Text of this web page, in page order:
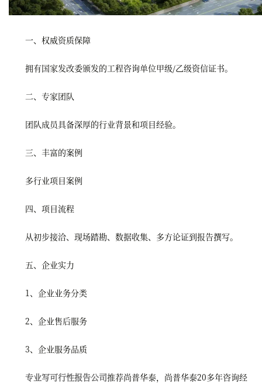
一、权威资质保障
拥有国家发改委颁发的工程咨询单位甲级/乙级资信证书。
二、专家团队
团队成员具备深厚的行业背景和项目经验。
三、丰富的案例
多行业项目案例
四、项目流程
从初步接洽、现场踏勘、数据收集、多方论证到报告撰写。
五、企业实力
1、企业业务分类
2、企业售后服务
3、企业服务品质
专业写可行性报告公司推荐尚普华泰，尚普华泰20多年咨询经